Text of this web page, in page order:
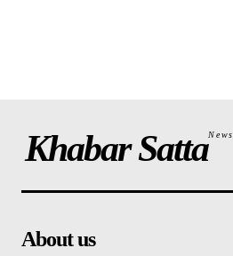
Khabar SattaNews
About us